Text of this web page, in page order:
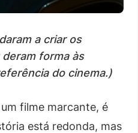
a criar os
forma às
do cinema.)
filme marcante, é
está redonda, mas